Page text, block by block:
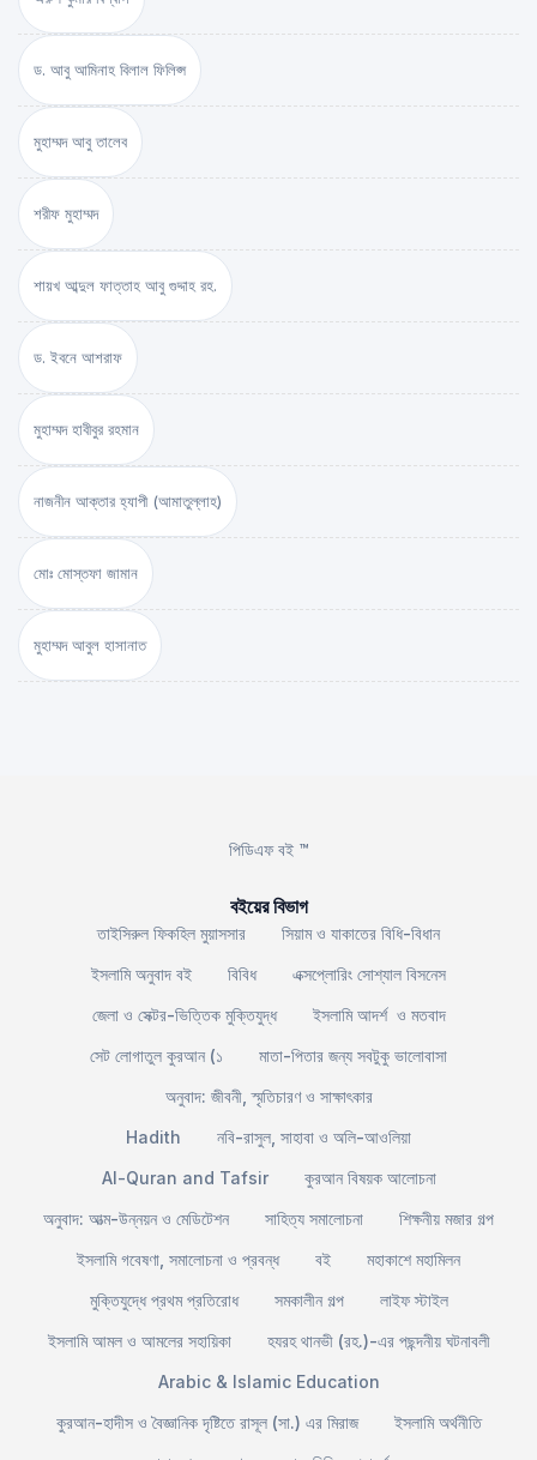
ড. আবু আমিনাহ বিলাল ফিলিপ্স
মুহাম্মদ আবু তালেব
শরীফ মুহাম্মদ
শায়খ আব্দুল ফাত্তাহ আবু গুদ্দাহ রহ.
ড. ইবনে আশরাফ
মুহাম্মদ হাবীবুর রহমান
নাজনীন আক্তার হ্যাপী (আমাতুল্লাহ)
মোঃ মোস্তফা জামান
মুহাম্মদ আবুল হাসানাত
পিডিএফ বই ™
বইয়ের বিভাগ
তাইসিরুল ফিকহিল মুয়াসসার
সিয়াম ও যাকাতের বিধি-বিধান
ইসলামি অনুবাদ বই
বিবিধ
এক্সপ্লোরিং সোশ্যাল বিসনেস
জেলা ও সেক্টর-ভিত্তিক মুক্তিযুদ্ধ
ইসলামি আদর্শ ও মতবাদ
সেট লোগাতুল কুরআন (১
মাতা-পিতার জন্য সবটুকু ভালোবাসা
অনুবাদ: জীবনী, স্মৃতিচারণ ও সাক্ষাৎকার
Hadith
নবি-রাসুল, সাহাবা ও অলি-আওলিয়া
Al-Quran and Tafsir
কুরআন বিষয়ক আলোচনা
অনুবাদ: আত্ম-উন্নয়ন ও মেডিটেশন
সাহিত্য সমালোচনা
শিক্ষনীয় মজার গল্প
ইসলামি গবেষণা, সমালোচনা ও প্রবন্ধ
বই
মহাকাশে মহামিলন
মুক্তিযুদ্ধে প্রথম প্রতিরোধ
সমকালীন গল্প
লাইফ স্টাইল
ইসলামি আমল ও আমলের সহায়িকা
হযরহ থানভী (রহ.)-এর পছন্দনীয় ঘটনাবলী
Arabic & Islamic Education
কুরআন-হাদীস ও বৈজ্ঞানিক দৃষ্টিতে রাসূল (সা.) এর মিরাজ
ইসলামি অর্থনীতি